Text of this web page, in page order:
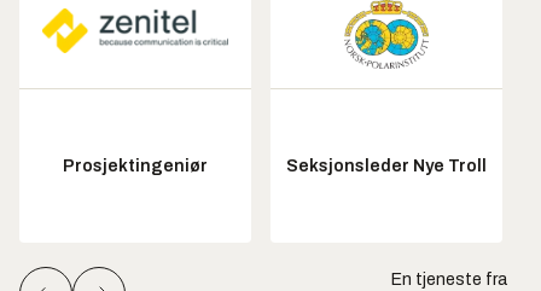
Prosjektingeniør Seksjonsleder Nye Troll
En tjeneste fra